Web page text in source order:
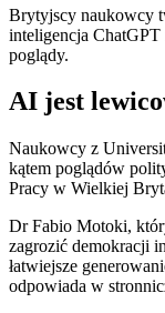
Brytyjscy naukowcy
inteligencja
poglądy.
AI jest
Naukowcy z
kątem poglądów
Pracy w Wielkiej
Dr Fabio Motoki,
zagrozić demokracji
łatwiejsze
odpowiada w